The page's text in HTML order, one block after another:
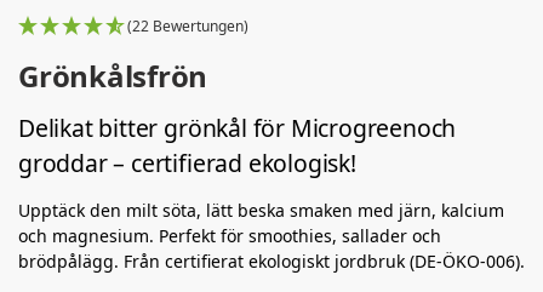
(22 Bewertungen)
Grönkålsfrön
Delikat bitter grönkål för Microgreenoch
groddar – certifierad ekologisk!
Upptäck den milt söta, lätt beska smaken med järn, kalcium
och magnesium. Perfekt för smoothies, sallader och
brödpålägg. Från certifierat ekologiskt jordbruk (DE-ÖKO-006).